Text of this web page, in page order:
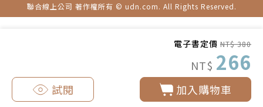
電子書定價 NT$ 380
NT$ 266
加入購物車
試閱
38 熱海
42 長野市
43 松本市
聯合線上公司 著作權所有 © udn.com. All Rights Reserved.